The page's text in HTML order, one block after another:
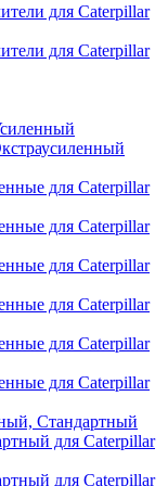
для Caterpillar
для Caterpillar
для Caterpillar
для Caterpillar
для Caterpillar
для Caterpillar
для Caterpillar
для Caterpillar
Стандартный
для Caterpillar
для Caterpillar